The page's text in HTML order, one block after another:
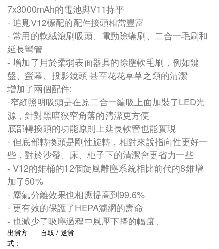
7x3000mAh的電池與V11持平
- 追覓V12標配的配件接頭相當豐富
- 常用的軟絨滾刷吸頭、電動除蟎刷、二合一毛刷和
延長彎管
- 增加了用於柔弱表面器具的除塵軟毛刷，例如鍵
盤、螢幕、投影鏡頭 甚至花花草草之類的清潔
增加了兩個配件:
-窄縫照明吸頭是在原二合一編吸上面加裝了LED光
源，針對黑暗狹窄角落的清潔更方便
底部轉換頭的功能原則上延長軟管也能實現
- 但底部轉換頭是剛性旋轉，相對來說指向性更好一
些，對於沙發、床、柜子下的清潔會更省力一些
- V12的錐桶的12個旋風離塵系統相比前代的8錐增
加了50%
- 塵氣分離效果也相應提高到99.6%
- 更有效的保護了HEPA濾網的壽命
- 也減少了吸塵過程中風壓下降的幅度。
出貨方
式 :
自取 / 送貨